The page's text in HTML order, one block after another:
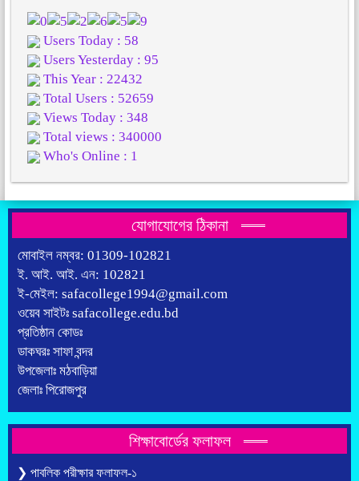
Users Today : 58
Users Yesterday : 95
This Year : 22432
Total Users : 52659
Views Today : 348
Total views : 340000
Who's Online : 1
যোগাযোগের ঠিকানা
মোবাইল নম্বর: 01309-102821
ই. আই. আই. এন: 102821
ই-মেইল: safacollege1994@gmail.com
ওয়েব সাইটঃ safacollege.edu.bd
প্রতিষ্ঠান কোডঃ
ডাকঘরঃ সাফা বন্দর
উপজেলাঃ মঠবাড়িয়া
জেলাঃ পিরোজপুর
শিক্ষাবোর্ডের ফলাফল
❯ পাবলিক পরীক্ষার ফলাফল-১